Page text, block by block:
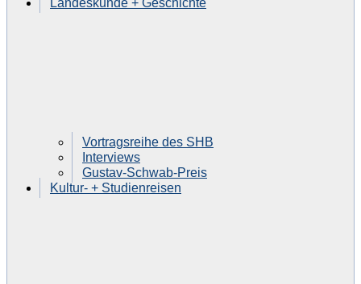
Vortragsreihe des SHB
Interviews
Gustav-Schwab-Preis
Kultur- + Studienreisen